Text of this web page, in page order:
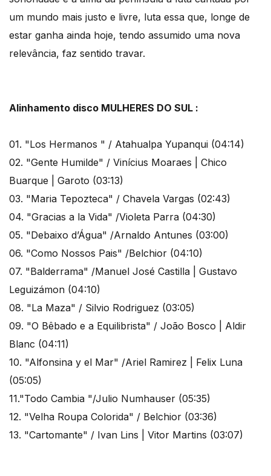
um mundo mais justo e livre, luta essa que, longe de
estar ganha ainda hoje, tendo assumido uma nova
relevância, faz sentido travar.
Alinhamento disco MULHERES DO SUL :
01. "Los Hermanos " / Atahualpa Yupanqui (04:14)
02. "Gente Humilde" / Vinícius Moaraes | Chico
Buarque | Garoto (03:13)
03. "Maria Tepozteca" / Chavela Vargas (02:43)
04. "Gracias a la Vida" /Violeta Parra (04:30)
05. "Debaixo d’Água" /Arnaldo Antunes (03:00)
06. "Como Nossos Pais" /Belchior (04:10)
07. "Balderrama" /Manuel José Castilla | Gustavo
Leguizámon (04:10)
08. "La Maza" / Silvio Rodriguez (03:05)
09. "O Bêbado e a Equilibrista" / João Bosco | Aldir
Blanc (04:11)
10. "Alfonsina y el Mar" /Ariel Ramirez | Felix Luna
(05:05)
11."Todo Cambia "/Julio Numhauser (05:35)
12. "Velha Roupa Colorida" / Belchior (03:36)
13. "Cartomante" / Ivan Lins | Vitor Martins (03:07)